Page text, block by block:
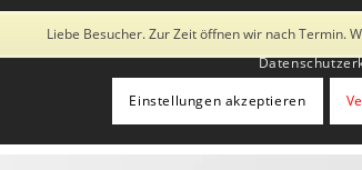
Liebe Besucher. Zur Zeit öffnen wir nach Termin.
Technologien, auch von Drittanbietern. Mit der
Einstellungen akzeptieren